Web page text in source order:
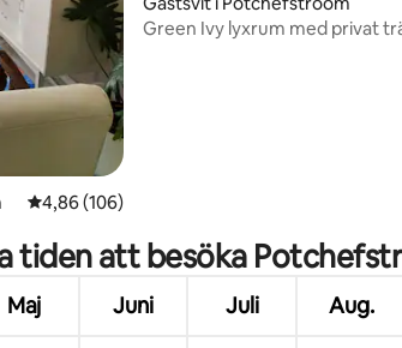
4,86 av 5 i genomsnittligt betyg, 106
4,86 (106)
Green Ivy lyxrum med privat
tiden att besöka
Maj Juni Juli Aug.